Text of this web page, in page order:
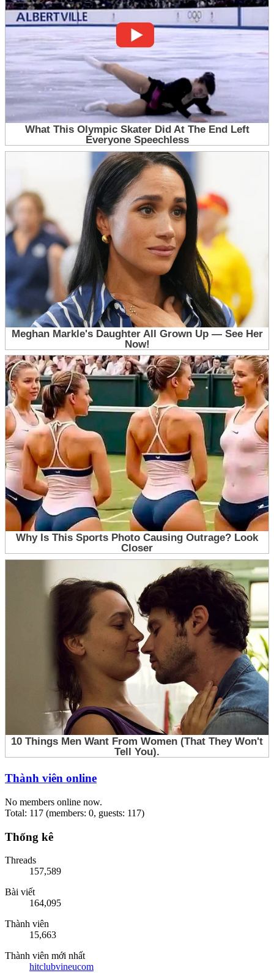
Thành viên online
No members online now.
Total: 117 (members: 0, guests: 117)
Thống kê
Threads
157,589
Bài viết
164,095
Thành viên
15,663
Thành viên mới nhất
hitclubvineucom